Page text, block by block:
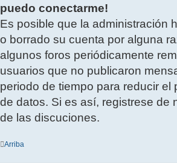
puedo conectarme!
Es posible que la administración
o borrado su cuenta por alguna
algunos foros periódicamente
usuarios que no publicaron
periodo de tiempo para reducir el
de datos. Si es así, registrese de
de las discuciones.
Arriba